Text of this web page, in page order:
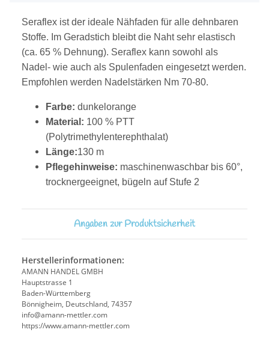
Seraflex ist der ideale Nähfaden für alle dehnbaren
Stoffe. Im Geradstich bleibt die Naht sehr elastisch
(ca. 65 % Dehnung). Seraflex kann sowohl als
Nadel- wie auch als Spulenfaden eingesetzt werden.
Empfohlen werden Nadelstärken Nm 70-80.
Farbe: dunkelorange
Material: 100 % PTT
(Polytrimethylenterephthalat)
Länge:130 m
Pflegehinweise: maschinenwaschbar bis 60°,
trocknergeeignet, bügeln auf Stufe 2
Angaben zur Produktsicherheit
Herstellerinformationen:
AMANN HANDEL GMBH
Hauptstrasse 1
Baden-Württemberg
Bönnigheim, Deutschland, 74357
info@amann-mettler.com
https://www.amann-mettler.com